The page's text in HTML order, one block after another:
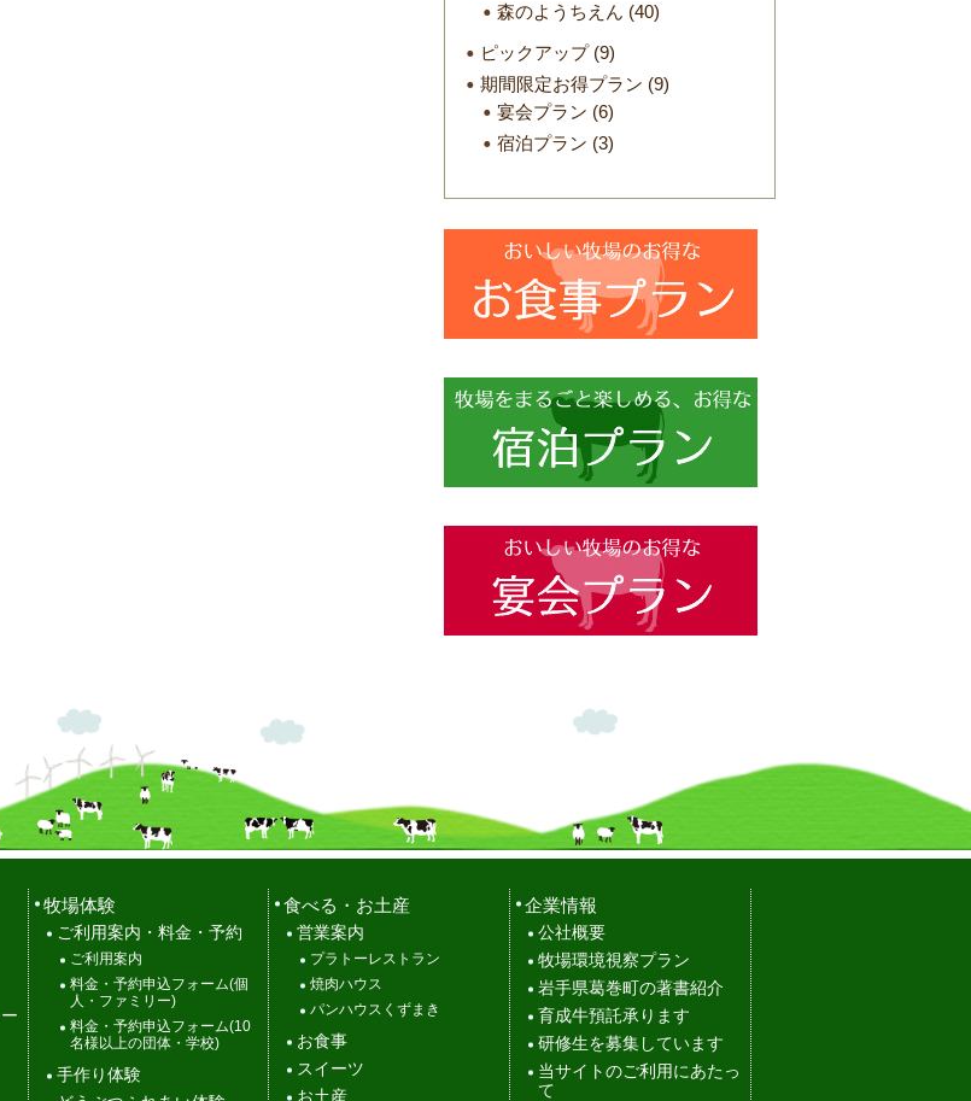
森のようちえん (40)
ピックアップ(9)
期間限定お得プラン (9)
宴会プラン (6)
宿泊プラン (3)
牧場体験
ご利用案内・料金・予約
ご利用案内
料金・予約申込フォーム(個
人・ファミリー)
料金・予約申込フォーム(10
名様以上の団体・学校)
手作り体験
食べる・お土産
営業案内
プラトーレストラン
焼肉ハウス
パンハウスくずまき
お食事
スイーツ
お土産
企業情報
公社概要
牧場環境視察プラン
岩手県葛巻町の著書紹介
育成牛預託承ります
研修生を募集しています
当サイトのご利用にあたっ
て